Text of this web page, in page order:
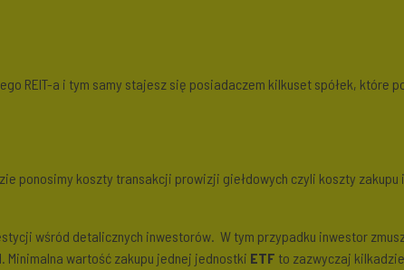
REIT-a i tym samy stajesz się posiadaczem kilkuset spółek, które
ponosimy koszty transakcji prowizji giełdowych czyli koszty zakupu
wśród detalicznych inwestorów. W tym przypadku inwestor
wartość zakupu jednej jednostki ETF to zazwyczaj